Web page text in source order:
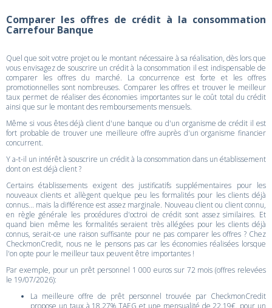
Comparer les offres de crédit à la consommation
Carrefour Banque
Quel que soit votre projet ou le montant nécessaire à sa réalisation, dès lors que
vous envisagez de souscrire un crédit à la consommation il est indispensable de
comparer les offres du marché. La concurrence est forte et les offres
promotionnelles sont nombreuses. Comparer les offres et trouver le meilleur
taux permet de réaliser des économies importantes sur le coût total du crédit
ainsi que sur le montant des remboursements mensuels.
Même si vous êtes déjà client d'une banque ou d'un organisme de crédit il est
fort probable de trouver une meilleure offre auprès d'un organisme financier
concurrent.
Y a-t-il un intérêt à souscrire un crédit à la consommation dans un établissement
dont on est déjà client ?
Certains établissements exigent des justificatifs supplémentaires pour les
nouveaux clients et allègent quelque peu les formalités pour les clients déjà
connus... mais la différence est assez marginale. Nouveau client ou client connu,
en règle générale les procédures d'octroi de crédit sont assez similaires. Et
quand bien même les formalités seraient très allégées pour les clients déjà
connus, serait-ce une raison suffisante pour ne pas comparer les offres ? Chez
CheckmonCredit, nous ne le pensons pas car les économies réalisées lorsque
l'on opte pour le meilleur taux peuvent être importantes !
Par exemple, pour un prêt personnel 1 000 euros sur 72 mois (offres relevées
le 19/07/2026):
La meilleure offre de prêt personnel trouvée par CheckmonCredit
propose un taux à 18.27% TAEG et une mensualité de 22.19€, pour un